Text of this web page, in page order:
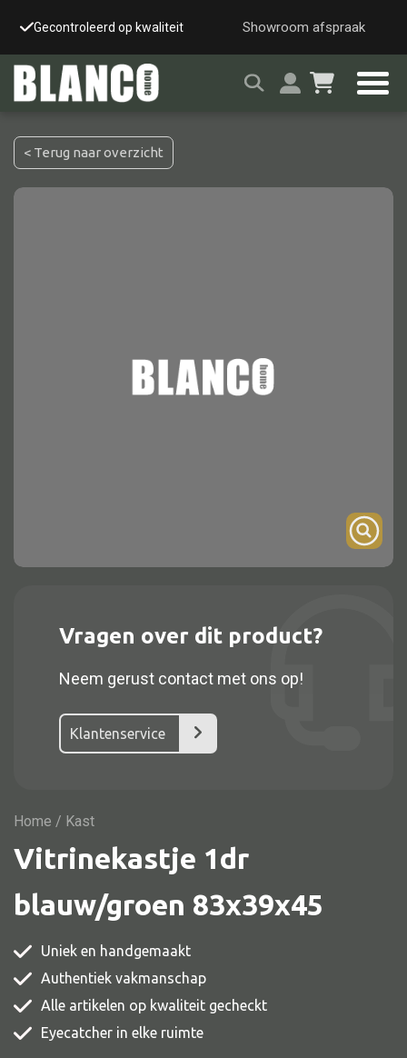
Gecontroleerd op kwaliteit Snelle & veilige
Showroom afspraak
Alle kasten
Dressoir
Nachtkast
Vitrine
TV meubel
Comode
Alle stoelen
Eetkamer stoel
< Terug naar overzicht
Vragen over dit product?
Neem gerust contact met ons op!
Klantenservice
Home / Kast
Vitrinekastje 1dr
blauw/groen 83x39x45
Uniek en handgemaakt
Authentiek vakmanschap
Alle artikelen op kwaliteit gecheckt
Eyecatcher in elke ruimte